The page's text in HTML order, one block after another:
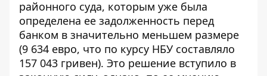
районного суда, которым уже была
определена ее задолженность перед
банком в значительно меньшем размере
(9 634 евро, что по курсу НБУ составляло
157 043 гривен). Это решение вступило в